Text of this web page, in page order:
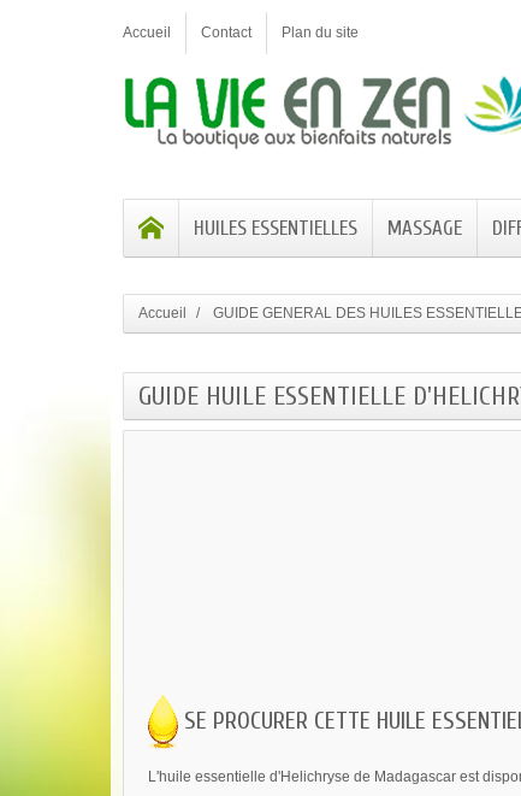
Accueil Contact Plan du site
HUILES ESSENTIELLES MASSAGE
Accueil GUIDE GENERAL DES HUILES
GUIDE HUILE ESSENTIELLE
SE PROCURER CETTE HUILE
L'huile essentielle d'Helichryse de Madagascar est